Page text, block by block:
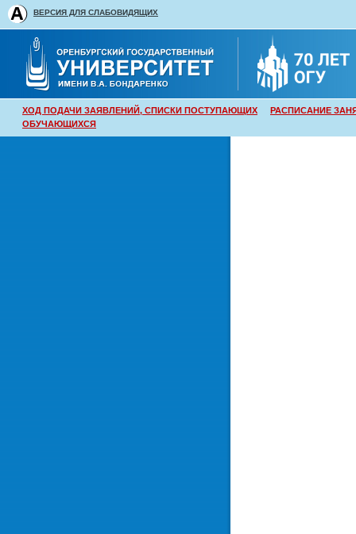
ВЕРСИЯ ДЛЯ СЛАБОВИДЯЩИХ
ХОД ПОДАЧИ ЗАЯВЛЕНИЙ, СПИСКИ ПОСТУПАЮЩИХ
РАСПИСАНИЕ
ОБУЧАЮЩИХСЯ